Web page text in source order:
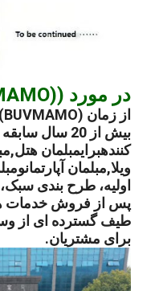
در مورد DingHao ((BUVMAMO))
بیش از 20 سال سابقه دارد، آن را یک حرفه ای
کنندهبرایمبلمان هتل,
ویلا,مبلمان آپارتمانو
اولیه، طرح بندی
پس از فروش خدمات
طیف گسترده ای از
برای مشتریان.